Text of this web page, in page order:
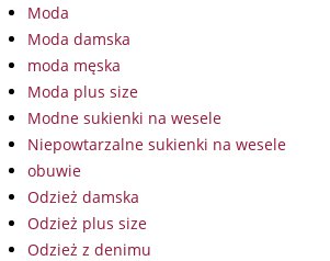
Moda
Moda damska
moda męska
Moda plus size
Modne sukienki na wesele
Niepowtarzalne sukienki na wesele
obuwie
Odzież damska
Odzież plus size
Odzież z denimu